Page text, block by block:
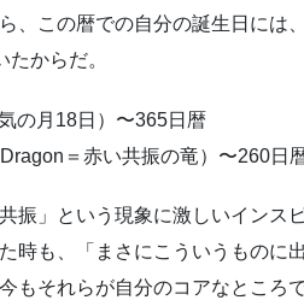
、この暦での自分の誕生日には
たからだ。
の月18日）〜365日暦
＝赤い共振の竜）〜260日
振」という現象に激しいインス
時も、「まさにこういうものに
もそれらが自分のコアなところ